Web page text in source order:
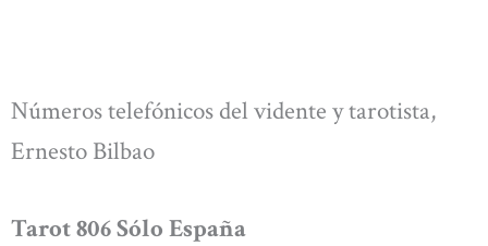
Números telefónicos del vidente y tarotista,
Ernesto Bilbao
Tarot 806 Sólo España